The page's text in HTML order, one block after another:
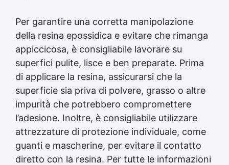
Per garantire una corretta manipolazione
della resina epossidica e evitare che rimanga
appiccicosa, è consigliabile lavorare su
superfici pulite, lisce e ben preparate. Prima
di applicare la resina, assicurarsi che la
superficie sia priva di polvere, grasso o altre
impurità che potrebbero compromettere
l’adesione. Inoltre, è consigliabile utilizzare
attrezzature di protezione individuale, come
guanti e mascherine, per evitare il contatto
diretto con la resina. Per tutte le informazioni